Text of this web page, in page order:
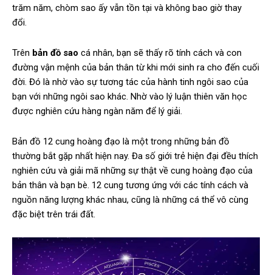
trăm năm, chòm sao ấy vẫn tồn tại và không bao giờ thay
đổi.
Trên bản đồ sao cá nhân, bạn sẽ thấy rõ tính cách và con
đường vận mệnh của bản thân từ khi mới sinh ra cho đến cuối
đời. Đó là nhờ vào sự tương tác của hành tinh ngôi sao của
bạn với những ngôi sao khác. Nhờ vào lý luận thiên văn học
được nghiên cứu hàng ngàn năm để lý giải.
Bản đồ 12 cung hoàng đạo là một trong những bản đồ
thường bắt gặp nhất hiện nay. Đa số giới trẻ hiện đại đều thích
nghiên cứu và giải mã những sự thật về cung hoàng đạo của
bản thân và bạn bè. 12 cung tương ứng với các tính cách và
nguồn năng lượng khác nhau, cũng là những cá thể vô cùng
đặc biệt trên trái đất.